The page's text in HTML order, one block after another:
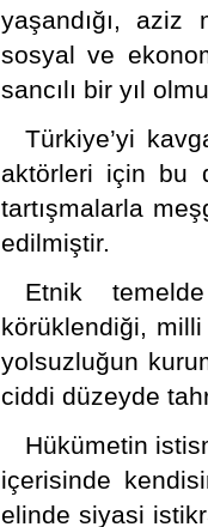
yaşandığı, aziz
sosyal ve
sancılı bir yıl
Türkiye’yi
aktörleri için bu
tartışmalarla
edilmiştir.
Etnik
körüklendiği, milli
yolsuzluğun
ciddi düzeyde
Hükümetin
içerisinde
elinde siyasi